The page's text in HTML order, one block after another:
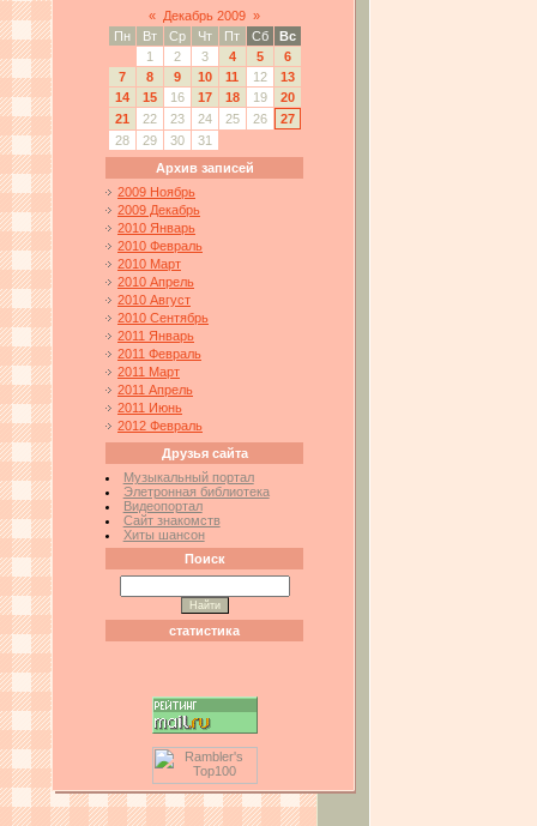
« Декабрь 2009 »
Пн
Вт Ср Чт Пт Сб
Вс
1
2 3 4 5
6
7
8 9 10 11 12
13
14
15 16 17 18 19
20
21
22 23 24 25 26
27
28
29 30
31
Архив записей
2009 Ноябрь
2009 Декабрь
2010 Январь
2010 Февраль
2010 Март
2010 Апрель
2010 Август
2010 Сентябрь
2011 Январь
2011 Февраль
2011 Март
2011 Апрель
2011 Июнь
2012 Февраль
Друзья сайта
Музыкальный портал
Элетронная библиотека
Видеопортал
Сайт знакомств
Хиты шансон
Поиск
статистика